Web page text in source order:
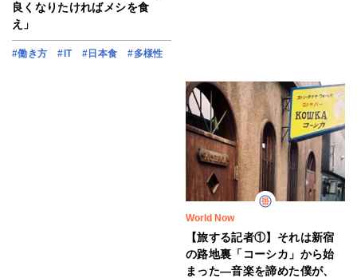
良くなりたければメシを食
え」
#働き方 #IT #日本食 #多様性
World Now
【旅する記者①】それは新宿
の路地裏「コーシカ」から始
まった―音楽を諦めた僕が、